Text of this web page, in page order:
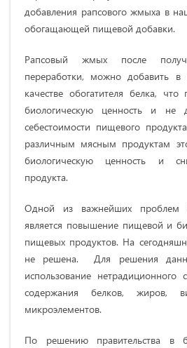
добавления рапсового жмыха в
обогащающей пищевой добавки.
Рапсовый жмых после
переработки, можно добавить
качестве обогатителя белка,
биологическую ценность и не
себестоимости пищевого
различным мясным продуктам
биологическую ценность и
продукта.
Одной из важнейших проблем
является повышение пищевой и
пищевых продуктов. На
не решена. Для решения
использование
содержания белков, жиров,
микроэлементов.
По решению правительства в